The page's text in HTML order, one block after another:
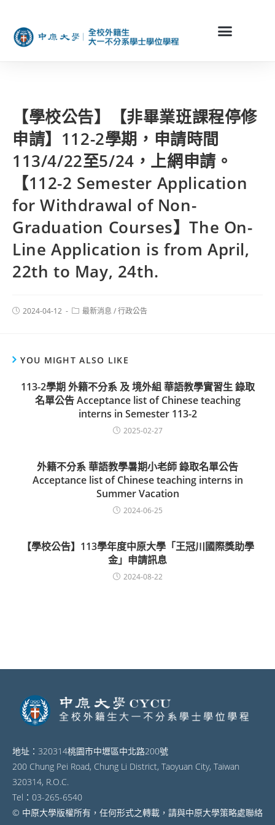
【學校公告】【非畢業班課程停修
申請】112-2學期，申請時間
113/4/22至5/24，上網申請。
【112-2 Semester Application
for Withdrawal of Non-
Graduation Courses】The On-
Line Application is from April,
22th to May, 24th.
2024-04-12 最新消息 /行政公告
YOU MIGHT ALSO LIKE
113-2學期 外籍不分系 及 境外組 華語教學實習生 錄取
名單公告 Acceptance list of Chinese teaching
interns in Semester 113-2
2025-02-27
外籍不分系 華語教學暑期小老師 錄取名單公告
Acceptance list of Chinese teaching interns in
Summer Vacation
2024-06-25
【學校公告】113學年度中原大學「王冠川國際獎助學
金」申請訊息
2024-08-22
地址：320314桃園市中壢區中北路200號
200 Chung Pei Road, Chung Li District, Taoyuan City, Taiwan
320314, R.O.C.
Tel：03-265-6540
© 中原大學版權所有，任何形式之轉載，請與中原大學策略處聯絡